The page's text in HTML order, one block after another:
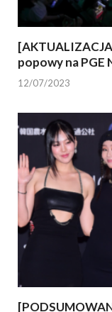
popowy na PGE
12/07/2023